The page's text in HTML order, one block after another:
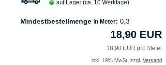
auf Lager (ca. 10 Werktage)
Mindestbestellmenge in Meter: 0,3
18,90 EUR
18,90 EUR pro Meter
inkl. 19% MwSt. zzgl. Versand